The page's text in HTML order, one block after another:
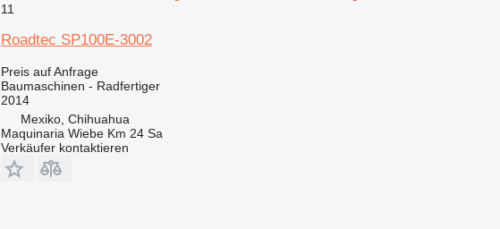
11
Roadtec SP100E-3002
Preis auf Anfrage
Baumaschinen - Radfertiger
2014
Mexiko, Chihuahua
Maquinaria Wiebe Km 24 Sa
Verkäufer kontaktieren